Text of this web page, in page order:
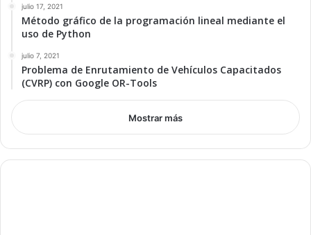
julio 17, 2021
Método gráfico de la programación lineal mediante el
uso de Python
julio 7, 2021
Problema de Enrutamiento de Vehículos Capacitados
(CVRP) con Google OR-Tools
Mostrar más